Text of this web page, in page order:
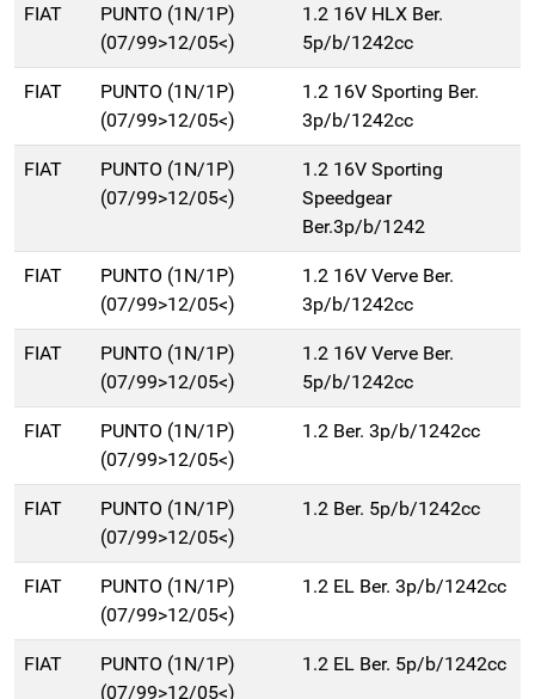
FIAT
PUNTO (1N/1P)
(07/99>12/05<)
1.2 16V HLX Ber.
5p/b/1242cc
FIAT
PUNTO (1N/1P)
(07/99>12/05<)
1.2 16V Sporting Ber.
3p/b/1242cc
FIAT
PUNTO (1N/1P)
(07/99>12/05<)
1.2 16V Sporting
Speedgear
Ber.3p/b/1242
FIAT
PUNTO (1N/1P)
(07/99>12/05<)
1.2 16V Verve Ber.
3p/b/1242cc
FIAT
PUNTO (1N/1P)
(07/99>12/05<)
1.2 16V Verve Ber.
5p/b/1242cc
FIAT
PUNTO (1N/1P)
(07/99>12/05<)
1.2 Ber. 3p/b/1242cc
FIAT
PUNTO (1N/1P)
(07/99>12/05<)
1.2 Ber. 5p/b/1242cc
FIAT
PUNTO (1N/1P)
(07/99>12/05<)
1.2 EL Ber. 3p/b/1242cc
FIAT
PUNTO (1N/1P)
(07/99>12/05<)
1.2 EL Ber. 5p/b/1242cc